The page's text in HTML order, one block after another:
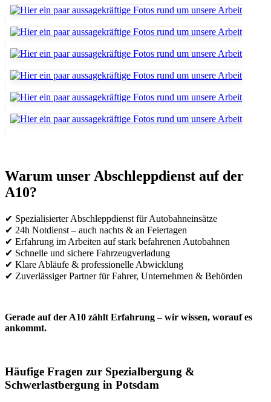
Warum unser Abschleppdienst auf der
A10?
✔ Spezialisierter Abschleppdienst für Autobahneinsätze
✔ 24h Notdienst – auch nachts & an Feiertagen
✔ Erfahrung im Arbeiten auf stark befahrenen Autobahnen
✔ Schnelle und sichere Fahrzeugverladung
✔ Klare Abläufe & professionelle Abwicklung
✔ Zuverlässiger Partner für Fahrer, Unternehmen & Behörden
Gerade auf der A10 zählt Erfahrung – wir wissen, worauf es
ankommt.
Häufige Fragen zur Spezialbergung &
Schwerlastbergung in Potsdam